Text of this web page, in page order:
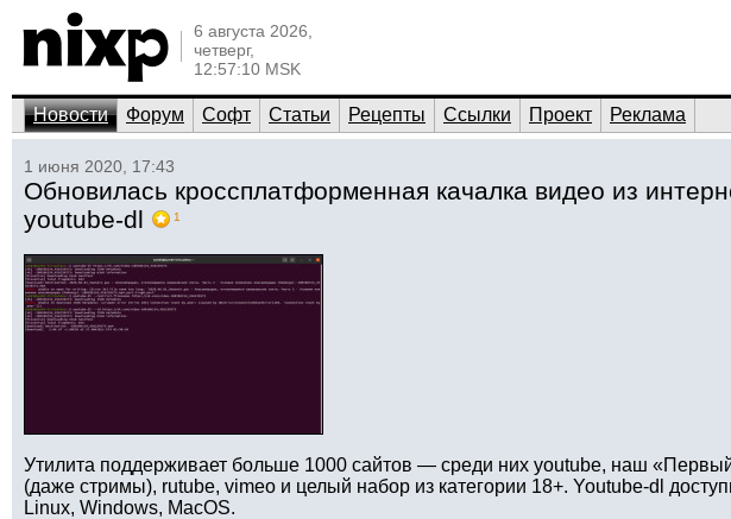
6 августа 2026,
четверг,
12:57:10 MSK
Новости Форум Софт Статьи Рецепты Ссылки Проект Реклама
1 июня 2020, 17:43
Обновилась кроссплатформенная качалка видео из
youtube-dl
1
Утилита поддерживает больше 1000 сайтов — среди них youtube, наш
(даже стримы), rutube, vimeo и целый набор из категории 18+. Youtube-dl
Linux, Windows, MacOS.